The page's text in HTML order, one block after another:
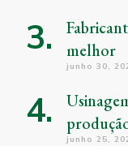
melhor
junho 30,
junho 25,